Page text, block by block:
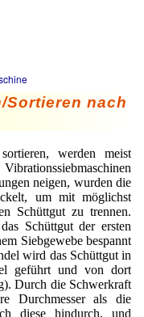
and
Sortieren nach
werden meist
neigen, wurden die
um mit möglichst
Schüttgut zu trennen.
Schüttgut der ersten
Siebgewebe bespannt
wird das Schüttgut in
geführt und von dort
Durch die Schwerkraft
Durchmesser als die
diese hindurch, und